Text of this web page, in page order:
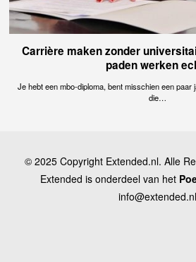
Carrière maken zonder
paden werken
Je hebt een mbo-diploma, bent misschien een
die…
© 2025 Copyright Extended.nl. Alle
Extended is onderdeel van het
info@extended.nl